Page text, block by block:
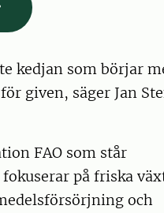
kedjan som börjar
given, säger Jan
FAO som står
fokuserar på friska
och